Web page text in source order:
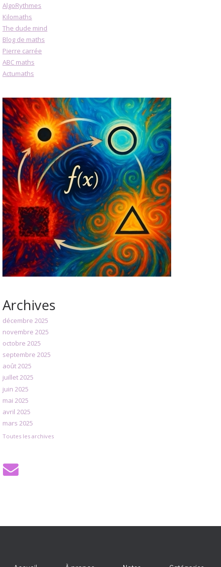
AlgoRythmes
Kilomaths
The dude mind
Blog de maths
Pierre carrée
ABC maths
Actumaths
Archives
décembre 2025
novembre 2025
octobre 2025
septembre 2025
août 2025
juillet 2025
juin 2025
mai 2025
avril 2025
mars 2025
Toutes les archives